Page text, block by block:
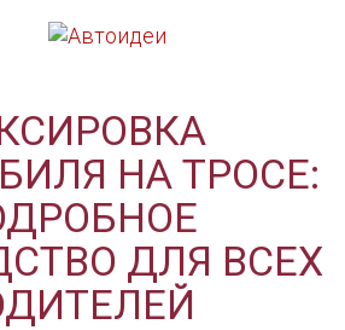
НА ТРОСЕ:
ДЛЯ ВСЕХ